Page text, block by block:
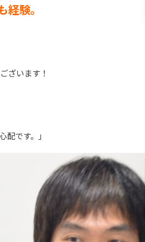
験。
ざいます！
です。」